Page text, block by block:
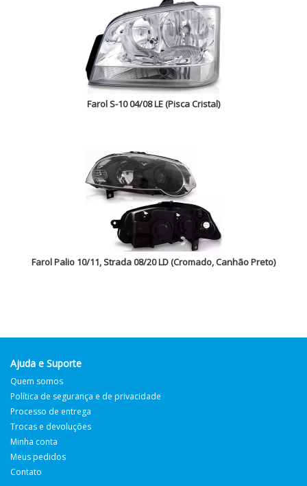
Farol S-10 04/08 LE (Pisca Cristal)
Farol Palio 10/11, Strada 08/20 LD (Cromado, Canhão Preto)
Ajuda e Suporte
Quem somos
Política de segurança e de privacidade
Processo de entrega
Trocas e devoluções
Minha conta
Meus pedidos
Contato